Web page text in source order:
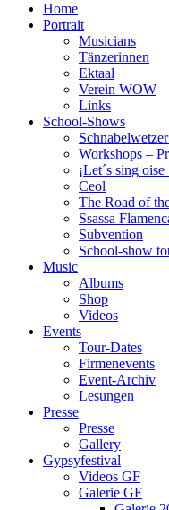
Home
Portrait
Musicians
Tänzerinnen
Ektaal
Verein WOW
Links
School-Shows
Workshops –
¡Let´s sing
Ceol
The Road of
Ssassa
Subvention
School-show
Music
Albums
Shop
Videos
Events
Tour-Dates
Firmenevents
Event-Archiv
Lesungen
Presse
Presse
Gallery
Gypsyfestival
Videos GF
Galerie GF